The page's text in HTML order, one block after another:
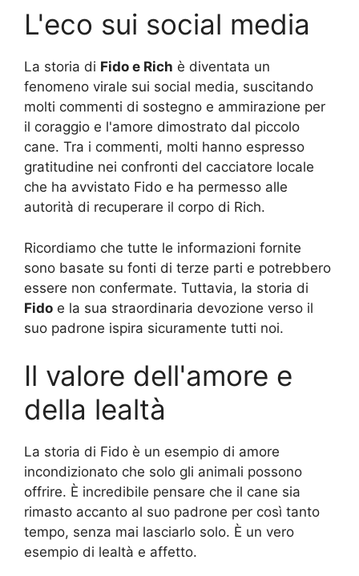
L'eco sui social media
La storia di Fido e Rich è diventata un
fenomeno virale sui social media, suscitando
molti commenti di sostegno e ammirazione per
il coraggio e l'amore dimostrato dal piccolo
cane. Tra i commenti, molti hanno espresso
gratitudine nei confronti del cacciatore locale
che ha avvistato Fido e ha permesso alle
autorità di recuperare il corpo di Rich.
Ricordiamo che tutte le informazioni fornite
sono basate su fonti di terze parti e potrebbero
essere non confermate. Tuttavia, la storia di
Fido e la sua straordinaria devozione verso il
suo padrone ispira sicuramente tutti noi.
Il valore dell'amore e
della lealtà
La storia di Fido è un esempio di amore
incondizionato che solo gli animali possono
offrire. È incredibile pensare che il cane sia
rimasto accanto al suo padrone per così tanto
tempo, senza mai lasciarlo solo. È un vero
esempio di lealtà e affetto.